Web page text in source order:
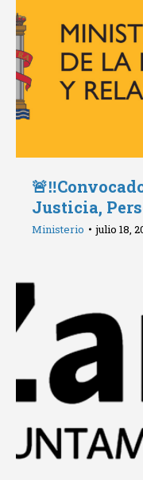
Justicia,
Ministerio julio 18,